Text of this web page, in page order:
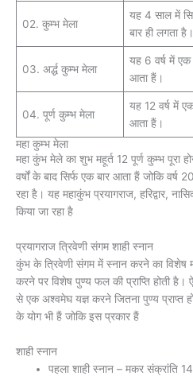
02. कुम्भ मेला
यह 4 साल में
बार ही लगता है।
03. अर्द्ध कुम्भ मेला
यह 6 वर्ष में एक
आता हैं।
04. पूर्ण कुम्भ मेला
यह 12 वर्ष में
आता हैं।
महा कुम्भ मेला
महा कुंभ मेले का शुभ महूर्त 12 पूर्ण कुम्भ पूरा
वर्षों के बाद सिर्फ एक बार आता हैं जोकि
रहा है। यह महाकुंभ प्रयागराज, हरिद्वार,
किया जा रहा है
प्रयागराज त्रिवेणी संगम शाही स्नान
कुंभ के त्रिवेणी संगम में स्नान करने का विशेष
करने पर विशेष पुण्य फल की प्राप्ति होती है।
से एक अश्वमेघ यज्ञ करने जितना पुण्य प्राप्त
के योग भी हैं जोकि इस प्रकार हैं
शाही स्नान
पहला शाही स्नान – मकर संक्रांति